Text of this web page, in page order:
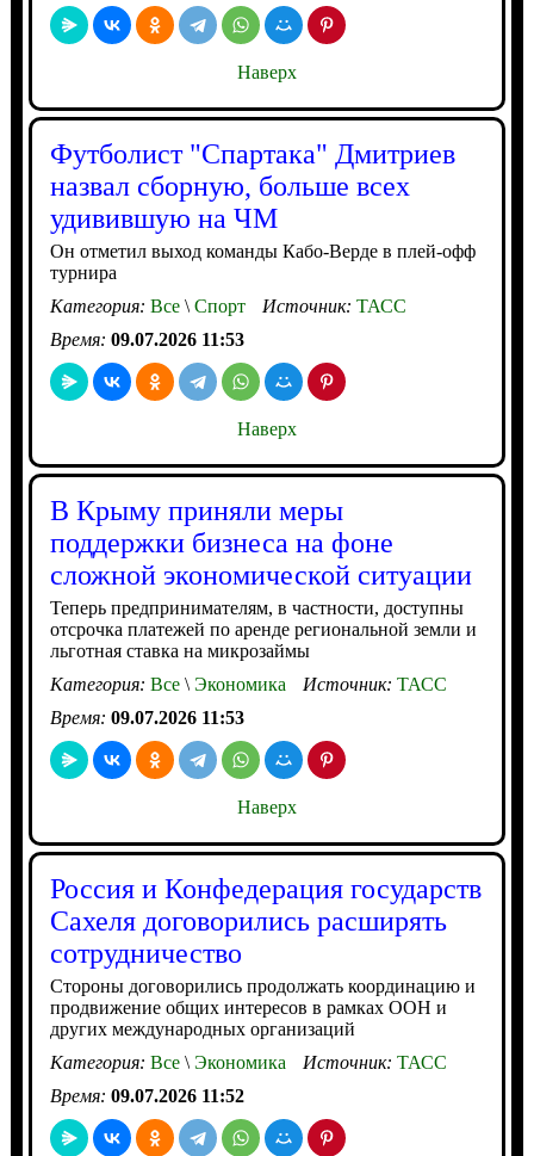
Наверх
Футболист "Спартака" Дмитриев
назвал сборную, больше всех
удивившую на ЧМ
Он отметил выход команды Кабо-Верде в плей-офф
турнира
Категория: Все\Спорт Источник: ТАСС
Время: 09.07.2026 11:53
Наверх
В Крыму приняли меры
поддержки бизнеса на фоне
сложной экономической ситуации
Теперь предпринимателям, в частности, доступны
отсрочка платежей по аренде региональной земли и
льготная ставка на микрозаймы
Категория: Все\Экономика Источник: ТАСС
Время: 09.07.2026 11:53
Наверх
Россия и Конфедерация государств
Сахеля договорились расширять
сотрудничество
Стороны договорились продолжать координацию и
продвижение общих интересов в рамках ООН и
других международных организаций
Категория: Все\Экономика Источник: ТАСС
Время: 09.07.2026 11:52